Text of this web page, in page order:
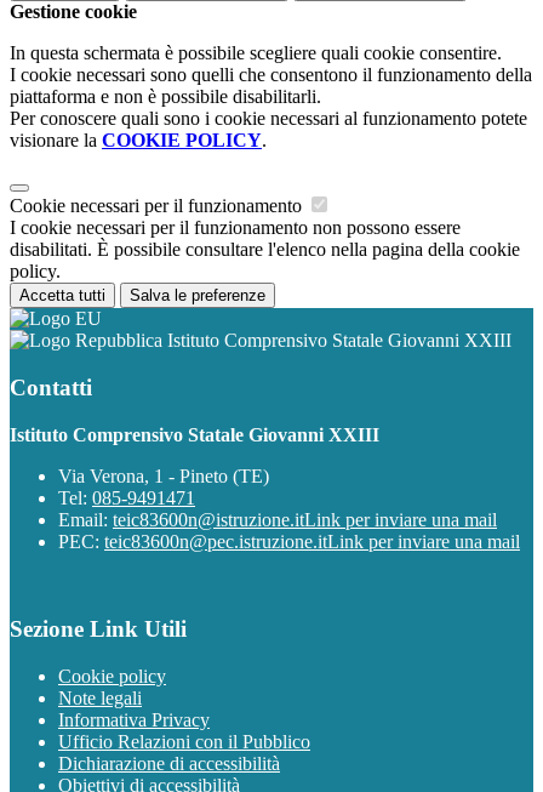
Gestione cookie
In questa schermata è possibile scegliere quali cookie consentire.
I cookie necessari sono quelli che consentono il funzionamento della
piattaforma e non è possibile disabilitarli.
Per conoscere quali sono i cookie necessari al funzionamento potete
visionare la COOKIE POLICY.
Cookie necessari per il funzionamento
I cookie necessari per il funzionamento non possono essere
disabilitati. È possibile consultare l'elenco nella pagina della cookie
policy.
Accetta tutti Salva le preferenze
Istituto Comprensivo Statale Giovanni XXIII
Contatti
Istituto Comprensivo Statale Giovanni XXIII
Via Verona, 1 - Pineto (TE)
Tel: 085-9491471
Email: teic83600n@istruzione.itLink per inviare una mail
PEC: teic83600n@pec.istruzione.itLink per inviare una mail
Sezione Link Utili
Cookie policy
Note legali
Informativa Privacy
Ufficio Relazioni con il Pubblico
Dichiarazione di accessibilità
Obiettivi di accessibilità